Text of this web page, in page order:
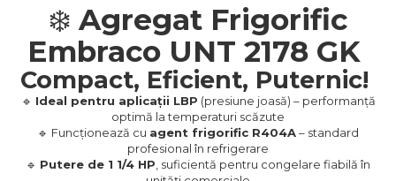
❄️ Agregat Frigorific
Embraco UNT 2178 GK
Compact, Eficient, Puternic!
🔹 Ideal pentru aplicații LBP (presiune joasă) – performanță
optimă la temperaturi scăzute
🔹 Funcționează cu agent frigorific R404A– standard
profesional în refrigerare
🔹 Putere de 1 1/4 HP , suficientă pentru congelare fiabilă în